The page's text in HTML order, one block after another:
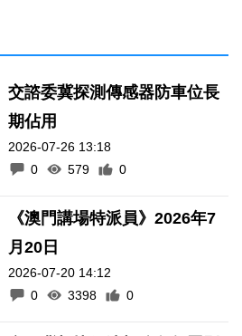
交諮委冀探測傳感器防車位長
期佔用
2026-07-26 13:18
0
579 0
《澳門講場特派員》2026年7
月20日
2026-07-20 14:12
0
3398 0